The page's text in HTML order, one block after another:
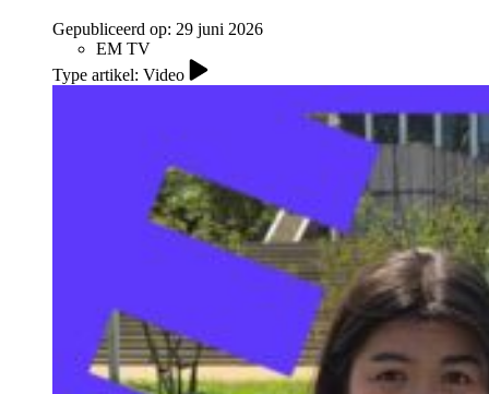
Gepubliceerd op: 29 juni 2026
EM TV
Type artikel: Video